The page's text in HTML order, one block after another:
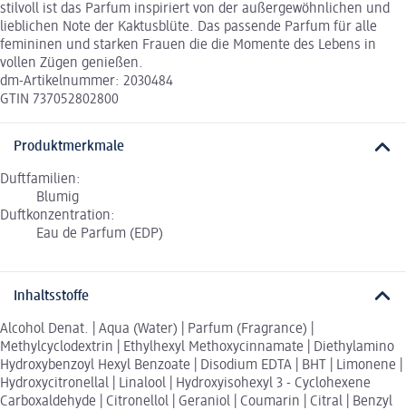
stilvoll ist das Parfum inspiriert von der außergewöhnlichen und
lieblichen Note der Kaktusblüte. Das passende Parfum für alle
femininen und starken Frauen die die Momente des Lebens in
vollen Zügen genießen.
dm-Artikelnummer: 2030484
GTIN 737052802800
Produktmerkmale
Duftfamilien:
Blumig
Duftkonzentration:
Eau de Parfum (EDP)
Inhaltsstoffe
Alcohol Denat. | Aqua (Water) | Parfum (Fragrance) |
Methylcyclodextrin | Ethylhexyl Methoxycinnamate | Diethylamino
Hydroxybenzoyl Hexyl Benzoate | Disodium EDTA | BHT | Limonene |
Hydroxycitronellal | Linalool | Hydroxyisohexyl 3 - Cyclohexene
Carboxaldehyde | Citronellol | Geraniol | Coumarin | Citral | Benzyl